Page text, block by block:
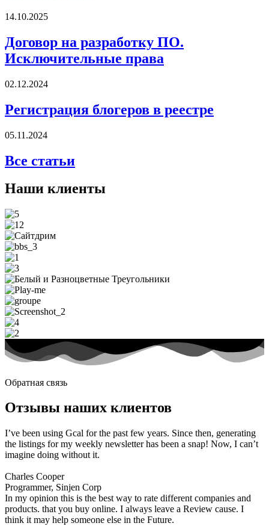
14.10.2025
Договор на разработку ПО.
Исключительные права
02.12.2024
Регистрация блогеров в реестре
05.11.2024
Все статьи
Наши клиенты
Обратная связь
Отзывы наших клиентов
I’ve been using Gcal for the past few years. Since then, generating
the listings for my weekly newsletter has been a snap! Now, I can’t
imagine doing without it.​
Charles Cooper
Programmer, Sinjen Corp
In my opinion this is the best way to rate different companies and
products. that you buy online. I always leave a Review cause. I
think it may help someone else in the Future.